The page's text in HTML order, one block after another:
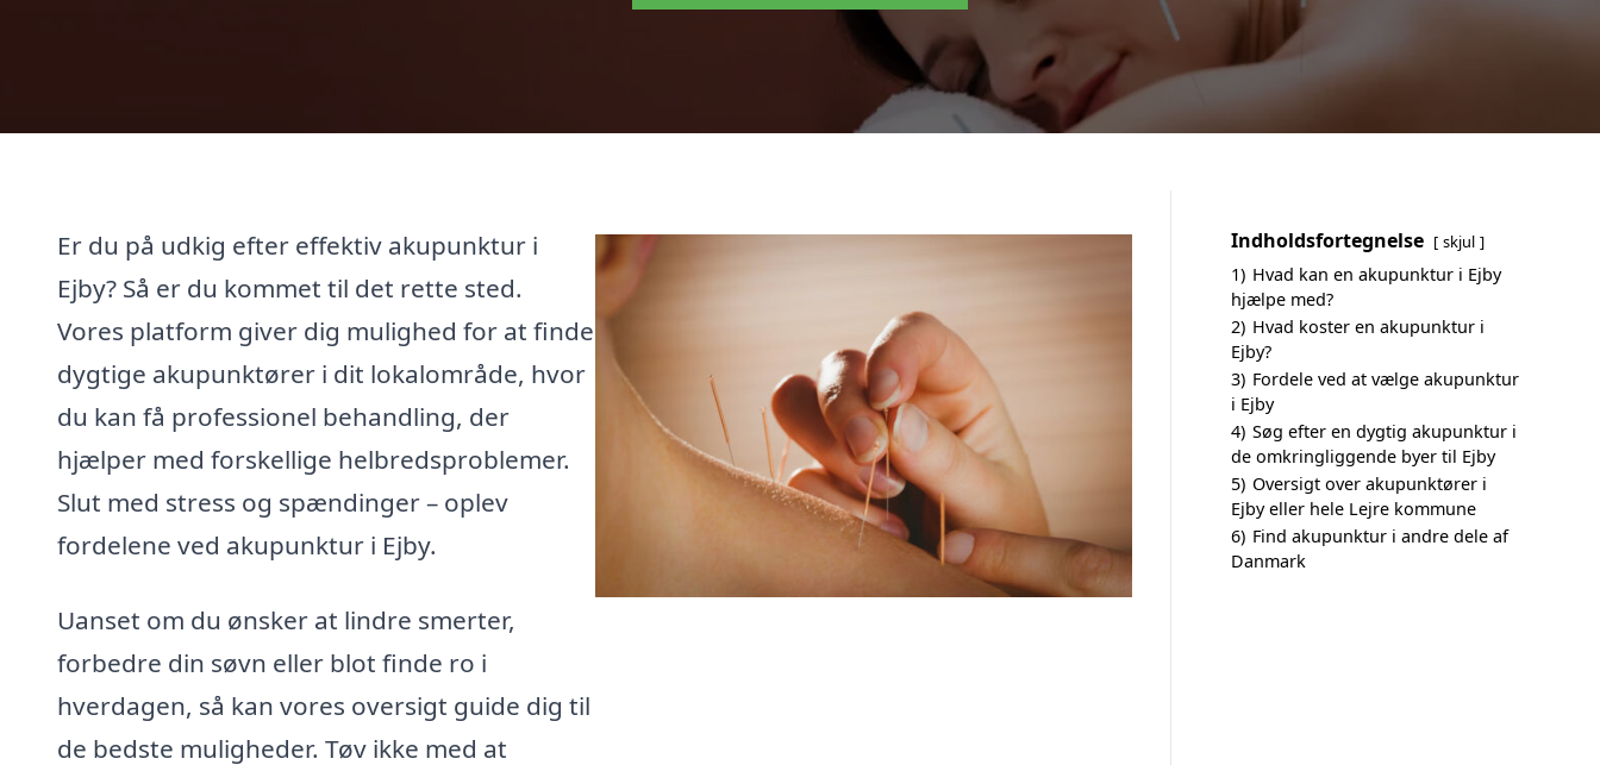
Er du på udkig efter effektiv akupunktur i
Ejby? Så er du kommet til det rette sted.
Vores platform giver dig mulighed for at finde
dygtige akupunktører i dit lokalområde, hvor
du kan få professionel behandling, der
hjælper med forskellige helbredsproblemer.
Slut med stress og spændinger – oplev
fordelene ved akupunktur i Ejby.
Uanset om du ønsker at lindre smerter,
forbedre din søvn eller blot finde ro i
hverdagen, så kan vores oversigt guide dig til
de bedste muligheder. Tøv ikke med at
Indholdsfortegnelse skjul
1) Hvad kan en akupunktur i Ejby
hjælpe med?
2) Hvad koster en akupunktur i
Ejby?
3) Fordele ved at vælge akupunktur
i Ejby
4) Søg efter en dygtig akupunktur i
de omkringliggende byer til Ejby
5) Oversigt over akupunktører i
Ejby eller hele Lejre kommune
6) Find akupunktur i andre dele af
Danmark